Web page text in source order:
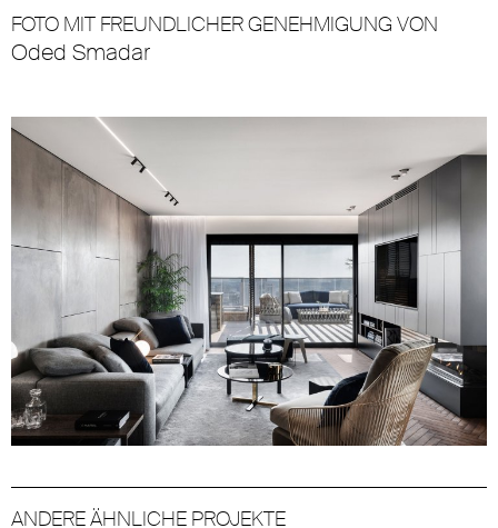
FOTO MIT FREUNDLICHER GENEHMIGUNG VON
Oded Smadar
ANDERE ÄHNLICHE PROJEKTE